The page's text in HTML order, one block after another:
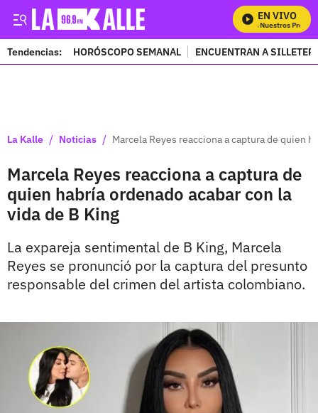
EN VIVO
Mira Todos Nuestros
Tendencias: HORÓSCOPO SEMANAL ENCUENTRAN A
La Kalle / Noticias / Marcela Reyes reacciona a captura de quien
Marcela Reyes reacciona a captura de
quien habría ordenado acabar con la
vida de B King
La expareja sentimental de B King, Marcela
Reyes se pronunció por la captura del presunto
responsable del crimen del artista colombiano.